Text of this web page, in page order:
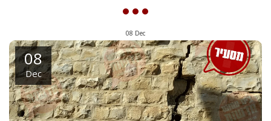
08 Dec
08
Dec